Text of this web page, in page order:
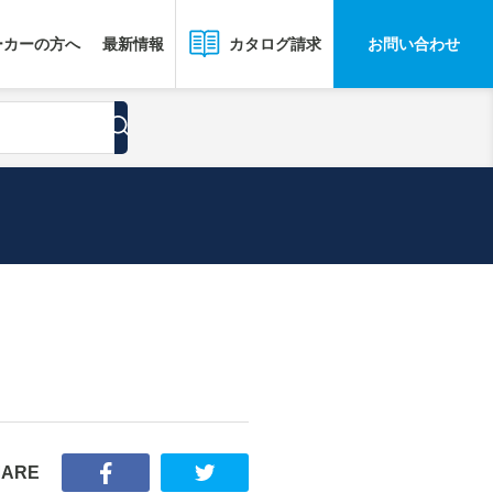
ーの方へ 最新情報 カタログ請求 お問い合わせ